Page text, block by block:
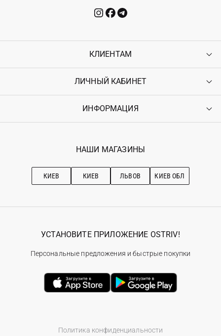
КЛИЕНТАМ
Контакты
Возврат
Гарантия
ЛИЧНЫЙ КАБИНЕТ
Войти
Ostriv Club+
ИНФОРМАЦИЯ
Наши магазини
Рекомендации по уходу
НАШИ МАГАЗИНЫ
КИЕВ КИЕВ ЛЬВОВ КИЕВ ОБЛ
Политика конфиденциальности
УСТАНОВИТЕ ПРИЛОЖЕНИЕ OSTRIV!
Персональные предложения и быстрые покупки